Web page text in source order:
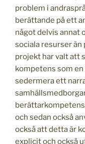
problem i
berättande på ett
något delvis annat
sociala resurser än
projekt har valt att
kompetens som
sedermera ett
och sedan också
också att detta är
explicit och också